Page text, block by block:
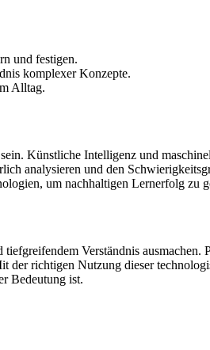
und festigen.
komplexer Konzepte.
Alltag.
Künstliche Intelligenz und
analysieren und den
um nachhaltigen Lernerfolg zu
Verständnis
richtigen Nutzung dieser
Bedeutung ist.